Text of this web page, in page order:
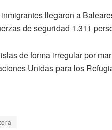
llegaron a
de seguridad 1.311
de forma irregular por
Unidas para los